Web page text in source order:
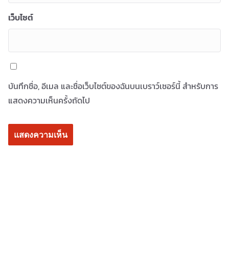
เว็บไซต์
บันทึกชื่อ, อีเมล และชื่อเว็บไซต์ของฉันบนเบราว์เซอร์นี้ สำหรับการ
แสดงความเห็นครั้งถัดไป